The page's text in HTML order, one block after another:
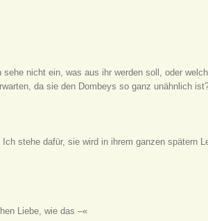
nicht ein, was aus ihr werden soll, oder
da sie den Dombeys so ganz unähnlich
stehe dafür, sie wird in ihrem ganzen spätern
Liebe, wie das –«